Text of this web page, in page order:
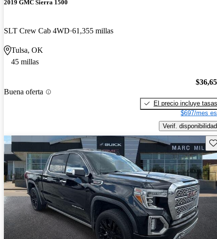
2019 GMC Sierra 1500
SLT Crew Cab 4WD 61,355 millas
Tulsa, OK
45 millas
Buena oferta
El precio incluye tasas
$697/mes
Verif. disponibilidad